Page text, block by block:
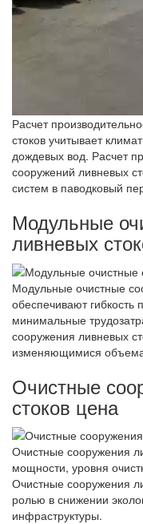
Расчет
стоков учитывает
дождевых вод. Расчет
сооружений ливневых
систем в паводковый
Модульные
ливневых
Модульные очистные
обеспечивают
минимальные
сооружения ливневых
изменяющимися
Очистные
стоков цена
Очистные сооружения
мощности, уровня
Очистные сооружения
ролью в снижении
инфраструктуры.